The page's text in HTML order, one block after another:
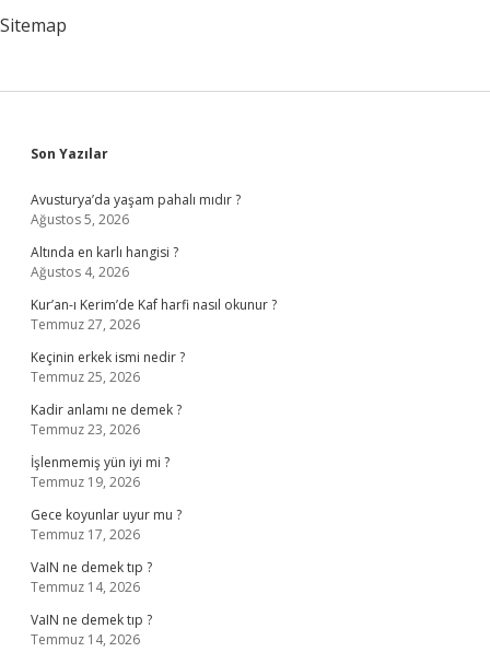
Sitemap
Sidebar
Son Yazılar
Avusturya’da yaşam pahalı mıdır ?
Ağustos 5, 2026
Altında en karlı hangisi ?
Ağustos 4, 2026
Kur’an-ı Kerim’de Kaf harfi nasıl okunur ?
Temmuz 27, 2026
Keçinin erkek ismi nedir ?
Temmuz 25, 2026
Kadir anlamı ne demek ?
Temmuz 23, 2026
İşlenmemiş yün iyi mi ?
Temmuz 19, 2026
Gece koyunlar uyur mu ?
Temmuz 17, 2026
VaIN ne demek tıp ?
Temmuz 14, 2026
VaIN ne demek tıp ?
Temmuz 14, 2026